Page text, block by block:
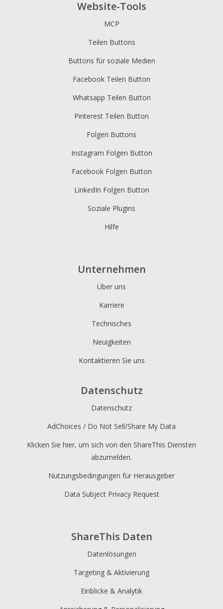
Website-Tools
MCP
Teilen Buttons
Buttons für soziale Medien
Facebook Teilen Button
Whatsapp Teilen Button
Pinterest Teilen Button
Folgen Buttons
Instagram Folgen Button
Facebook Folgen Button
LinkedIn Folgen Button
Soziale Plugins
Hilfe
ShareThis Daten
Datenlösungen
Targeting & Aktivierung
Einblicke & Analytik
Unternehmen
Über uns
Karriere
Technisches
Neuigkeiten
Kontaktieren Sie uns
Datenschutz
Datenschutz
AdChoices / Do Not Sell/Share My Data
Klicken Sie hier, um sich von den ShareThis Diensten
abzumelden.
Nutzungsbedingungen für Herausgeber
Data Subject Privacy Request